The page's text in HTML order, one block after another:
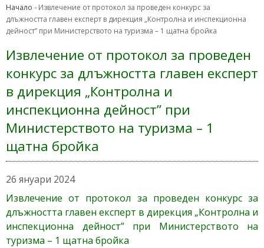
Начало
Извлечение от протокол за проведен конкурс за
длъжността главен експерт в дирекция „Контролна и инспекционна
дейност” при Министерството на туризма – 1 щатна бройка
Извлечение от протокол за проведен
конкурс за длъжността главен експерт
в дирекция „Контролна и
инспекционна дейност” при
Министерството на туризма – 1
щатна бройка
26 януари 2024
Извлечение от протокол за проведен конкурс за
длъжността главен експерт в дирекция „Контролна и
инспекционна дейност” при Министерството на
туризма – 1 щатна бройка